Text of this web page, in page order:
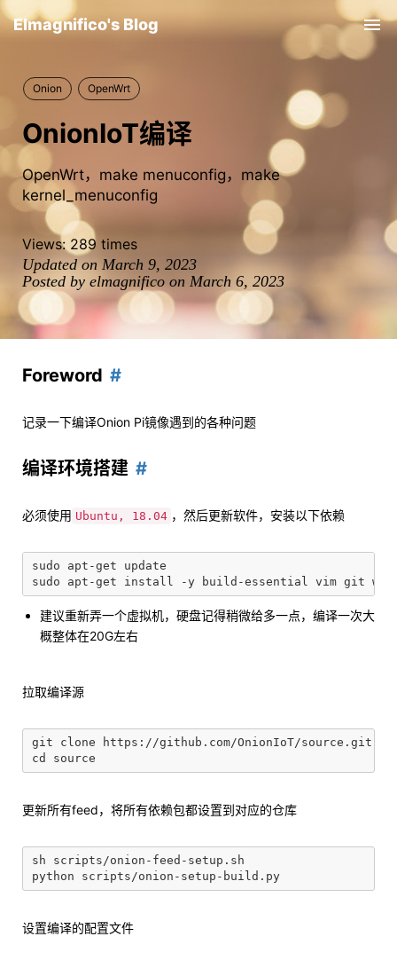
Elmagnifico's Blog
Onion OpenWrt
OnionIoT编译
OpenWrt，make menuconfig，make
kernel_menuconfig
Views: 289 times
Updated on March 9, 2023
Posted by elmagnifico on March 6, 2023
Foreword
记录一下编译Onion Pi镜像遇到的各种问题
编译环境搭建
必须使用 Ubuntu, 18.04 ，然后更新软件，安装以下依赖
sudo apt-get update
建议重新弄一个虚拟机，硬盘记得稍微给多一点，编译一次大
概整体在20G左右
拉取编译源
git clone https://github.com/OnionIoT/source.git
更新所有feed，将所有依赖包都设置到对应的仓库
sh scripts/onion-feed-setup.sh
设置编译的配置文件